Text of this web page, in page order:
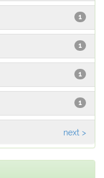
1
1
1
1
next >